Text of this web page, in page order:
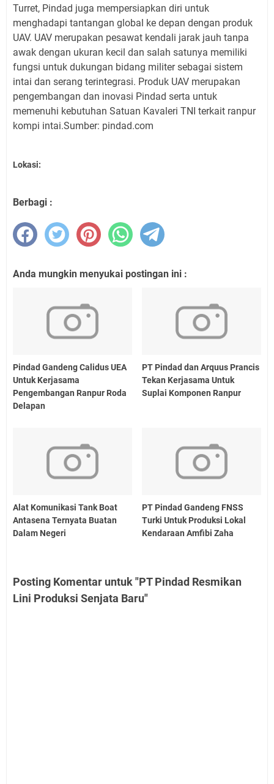
Turret, Pindad juga mempersiapkan diri untuk
menghadapi tantangan global ke depan dengan produk
UAV. UAV merupakan pesawat kendali jarak jauh tanpa
awak dengan ukuran kecil dan salah satunya memiliki
fungsi untuk dukungan bidang militer sebagai sistem
intai dan serang terintegrasi. Produk UAV merupakan
pengembangan dan inovasi Pindad serta untuk
memenuhi kebutuhan Satuan Kavaleri TNI terkait ranpur
kompi intai.Sumber: pindad.com
Lokasi:
Berbagi :
Anda mungkin menyukai postingan ini :
Pindad Gandeng Calidus UEA
Untuk Kerjasama
Pengembangan Ranpur Roda
Delapan
PT Pindad dan Arquus Prancis
Tekan Kerjasama Untuk
Suplai Komponen Ranpur
Alat Komunikasi Tank Boat
Antasena Ternyata Buatan
Dalam Negeri
PT Pindad Gandeng FNSS
Turki Untuk Produksi Lokal
Kendaraan Amfibi Zaha
Posting Komentar untuk "PT Pindad Resmikan
Lini Produksi Senjata Baru"